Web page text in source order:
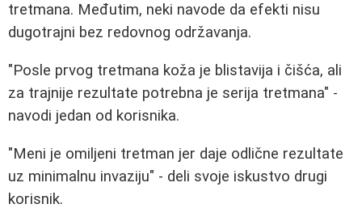
tretmana. Međutim, neki navode da efekti nisu
dugotrajni bez redovnog održavanja.
"Posle prvog tretmana koža je blistavija i čišća, ali
za trajnije rezultate potrebna je serija tretmana" -
navodi jedan od korisnika.
"Meni je omiljeni tretman jer daje odlične rezultate
uz minimalnu invaziju" - deli svoje iskustvo drugi
korisnik.